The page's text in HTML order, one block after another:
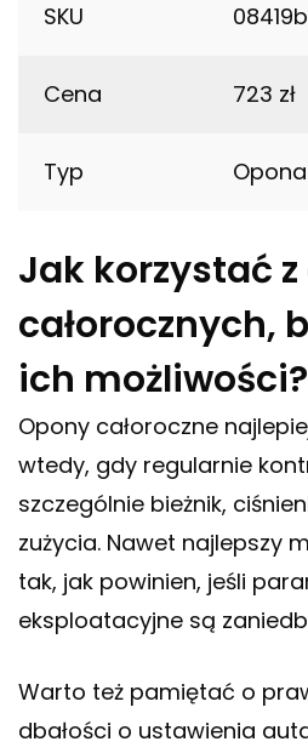
SKU
Cena 723 zł
Typ
Jak korzystać
całorocznych,
ich możliwości?
Opony całoroczne
wtedy, gdy regularnie
szczególnie bieżnik,
zużycia. Nawet najlepszy
tak, jak powinien, jeśli
eksploatacyjne są
Warto też pamiętać o
dbałości o ustawienia